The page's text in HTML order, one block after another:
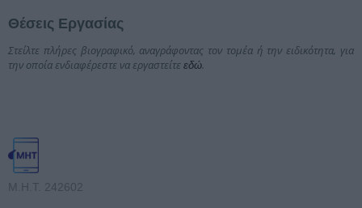
Θέσεις Εργασίας
Στείλτε πλήρες βιογραφικό, αναγράφοντας τον τομέα ή την ειδικότητα, για
την οποία ενδιαφέρεστε να εργαστείτε εδώ.
Μ.Η.Τ. 242602